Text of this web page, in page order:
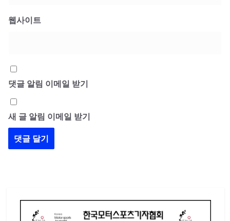
웹사이트
댓글 알림 이메일 받기
새 글 알림 이메일 받기